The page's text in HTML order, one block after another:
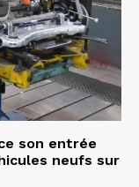
son entrée
neufs sur